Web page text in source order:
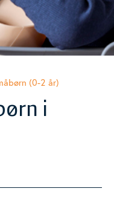
(0-2 år)
i